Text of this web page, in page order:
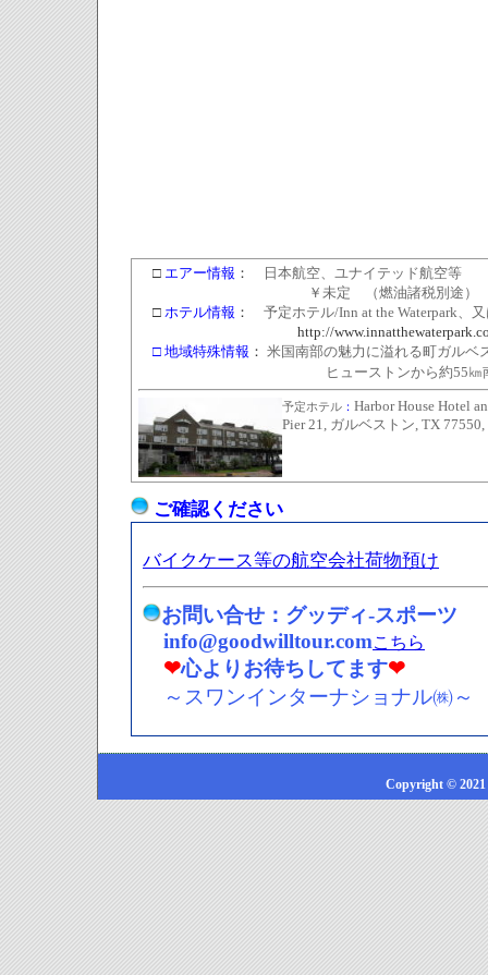
□ エアー情報 ：
日本航空、ユナイテッド航空等
￥未定 （燃油諸税別途）
□ ホテル情報 ： 予定ホテル/Inn at the Waterpark 、
http://
□ 地域特殊情報 ： 米国南部の魅力に溢れる町ガルベ
ヒューストンから約55㎞
予定ホテル ： Harbor House Hotel
Pier 21, ガルベストン, TX
ご確認ください
バイクケース等の航空会社荷物預け
お問い合せ：グッディ-スポーツ
info@goodwilltour.comこちら
❤心よりお待ちしてます❤
～スワンインターナショナル㈱～
Copyright © 2021